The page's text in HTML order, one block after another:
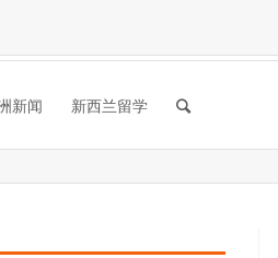
新闻 新西兰留学